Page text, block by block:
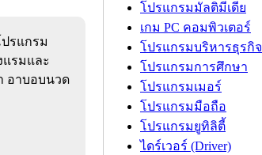
ปรแกรม
แรมและ
อาบอบนวด
โปรแกรมมัลติมีเดีย
เกม PC คอมพิวเตอร์
โปรแกรมบริหารธุรกิจ
โปรแกรมการศึกษา
โปรแกรมเมอร์
โปรแกรมมือถือ
โปรแกรมยูทิลิตี้
ไดร์เวอร์ (Driver)